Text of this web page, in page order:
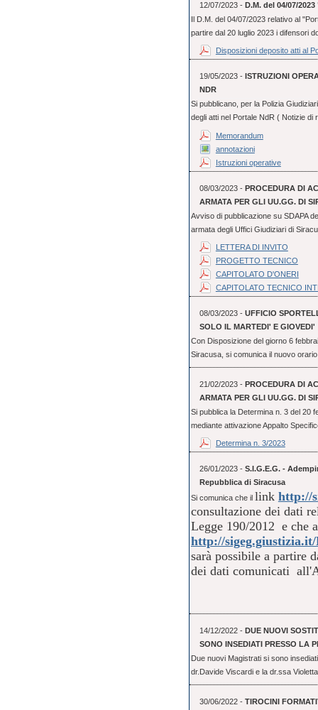
12/07/2023 - D.M. del 04/07/
Il D.M. del 04/07/2023 relativo al
partire dal 20 luglio 2023 i difensori
Disposizioni deposito atti al
19/05/2023 - ISTRUZIONI
NDR
Si pubblicano, per la Polizia
degli atti nel Portale NdR ( Notizie di
Memorandum
annotazioni
Istruzioni operative
08/03/2023 - PROCEDURA DI
ARMATA PER GLI UU.GG. DI
Avviso di pubblicazione su SDAPA
armata degli Uffici Giudiziari di
LETTERA DI INVITO
PROGETTO TECNICO
CAPITOLATO D'ONERI
CAPITOLATO TECNICO
08/03/2023 - UFFICIO
SOLO IL MARTEDI' E GIOVEDI'
Con Disposizione del giorno 6
Siracusa, si comunica il nuovo
21/02/2023 - PROCEDURA DI
ARMATA PER GLI UU.GG. DI
Si pubblica la Determina n. 3 del 20
mediante attivazione Appalto
Determina n. 3/2023
26/01/2023 - S.I.G.E.G. -
Repubblica di Siracusa
Si comunica che il link http://
consultazione dei dati
Legge 190/2012 e che
http://
sarà possibile a partire
dei dati comunicati
14/12/2022 - DUE NUOVI
SONO INSEDIATI PRESSO LA
Due nuovi Magistrati si sono
dr.Davide Viscardi e la dr.ssa
30/06/2022 - TIROCINI